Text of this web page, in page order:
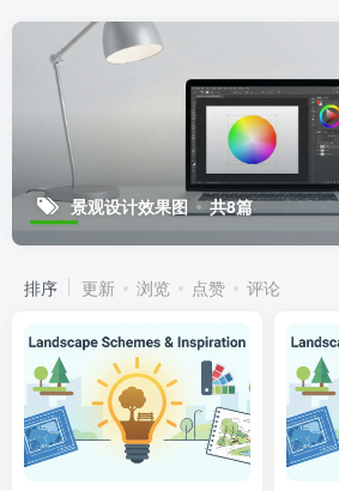
景观设计效果图 共8篇
排序 更新 浏览 点赞 评论